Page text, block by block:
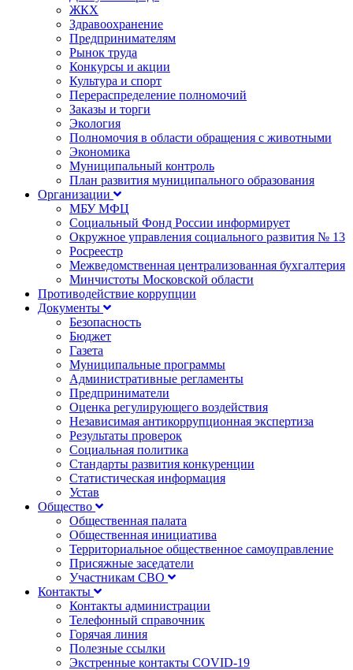
ЖКХ
Здравоохранение
Предпринимателям
Рынок труда
Конкурсы и акции
Культура и спорт
Перераспределение полномочий
Заказы и торги
Экология
Полномочия в области обращения с животными
Экономика
Муниципальный контроль
План развития муниципального образования
Организации
МБУ МФЦ
Социальный Фонд России информирует
Окружное управления социального развития № 13
Росреестр
Межведомственная централизованная бухгалтерия
Минчистоты Московской области
Противодействие коррупции
Документы
Безопасность
Бюджет
Газета
Муниципальные программы
Административные регламенты
Предприниматели
Оценка регулирующего воздействия
Независимая антикоррупционная экспертиза
Результаты проверок
Социальная политика
Стандарты развития конкуренции
Статистическая информация
Устав
Общество
Общественная палата
Общественная инициатива
Территориальное общественное самоуправление
Присяжные заседатели
Участникам СВО
Контакты
Контакты администрации
Телефонный справочник
Горячая линия
Полезные ссылки
Экстренные контакты COVID-19